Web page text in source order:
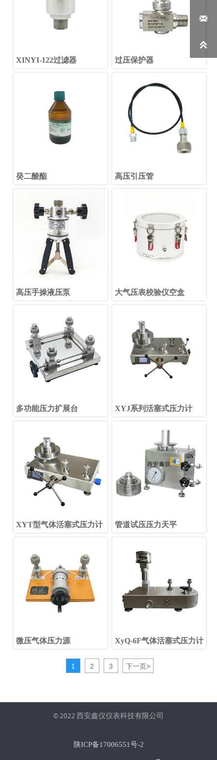
XINYI-122过滤器 过压保护器
癸二酸酯 高压引压管
高压手操液压泵 大气压表校验仪空盒
多功能压力扩展台 XYJ系列活塞式压力计
XYT型气体活塞式压力计 管道试压压力天平
微压气体压力源 XyQ-6F气体活塞式压力计
1 2 3 下一页>
© 2022 西安鑫仪仪表科技有限公司
陕ICP备17006551号-2

